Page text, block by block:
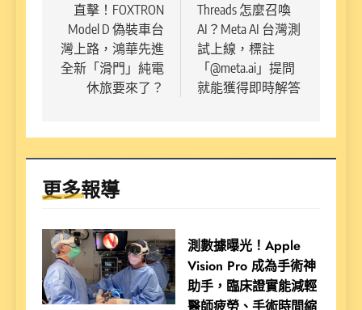
章
導
覽
直擊！FOXTRON
Model D 偽裝車台
灣上路，鴻華先進
全新「滑門」純電
休旅要來了？
Threads 怎麼召喚
AI？Meta AI 台灣測
試上線，標註
「@meta.ai」提問
就能獲得即時解答
更多報導
測數據曝光！Apple
Vision Pro 成為手術神
助手，臨床證實能減輕